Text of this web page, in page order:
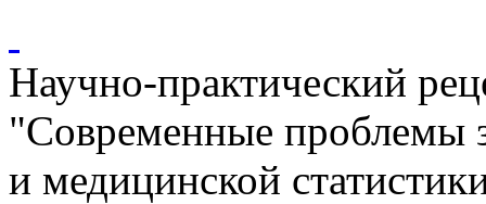
Научно-практический
"Современные проблемы
и медицинской